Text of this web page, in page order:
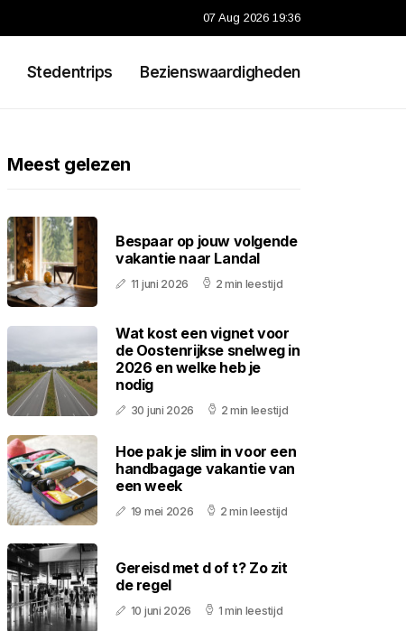
07 Aug 2026 19:36
Stedentrips Bezienswaardigheden
Meest gelezen
Bespaar op jouw volgende
vakantie naar Landal
11 juni 2026 2 min leestijd
Wat kost een vignet voor
de Oostenrijkse snelweg in
2026 en welke heb je
nodig
30 juni 2026 2 min leestijd
Hoe pak je slim in voor een
handbagage vakantie van
een week
19 mei 2026 2 min leestijd
Gereisd met d of t? Zo zit
de regel
10 juni 2026 1 min leestijd